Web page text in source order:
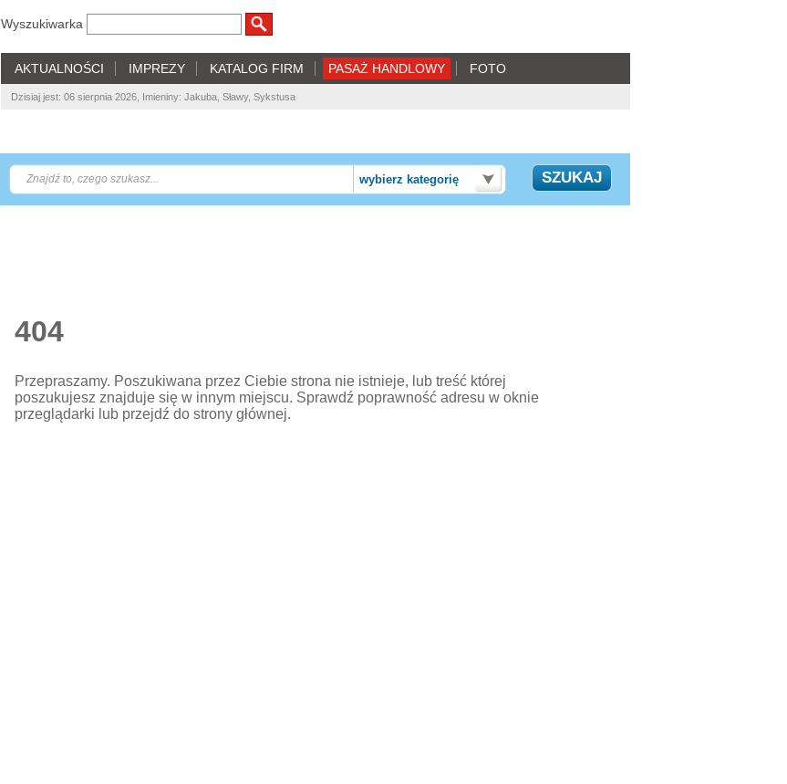
Wyszukiwarka
AKTUALNOŚCI IMPREZY KATALOG FIRM PASAŻ HANDLOWY FOTO
Dzisiaj jest: 06 sierpnia 2026, Imieniny: Jakuba, Sławy, Sykstusa
wybierz kategorię
404
Przepraszamy. Poszukiwana przez Ciebie strona nie istnieje, lub treść której
poszukujesz znajduje się w innym miejscu. Sprawdź poprawność adresu w oknie
przeglądarki lub przejdź do strony głównej.